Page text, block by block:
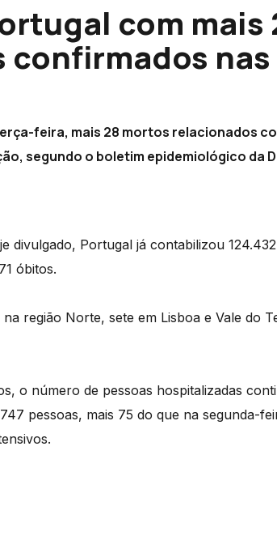
com mais
confirmados
feira, mais 28 mortos relacionados
segundo o boletim epidemiológico da
divulgado, Portugal já contabilizou
óbitos.
região Norte, sete em Lisboa e Vale do
o número de pessoas hospitalizadas
pessoas, mais 75 do que na segunda-